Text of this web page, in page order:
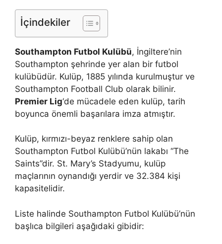
İçindekiler
Southampton Futbol Kulübü, İngiltere’nin
Southampton şehrinde yer alan bir futbol
kulübüdür. Kulüp, 1885 yılında kurulmuştur ve
Southampton Football Club olarak bilinir.
Premier Lig‘de mücadele eden kulüp, tarih
boyunca önemli başarılara imza atmıştır.
Kulüp, kırmızı-beyaz renklere sahip olan
Southampton Futbol Kulübü’nün lakabı “The
Saints”dir. St. Mary’s Stadyumu, kulüp
maçlarının oynandığı yerdir ve 32.384 kişi
kapasitelidir.
Liste halinde Southampton Futbol Kulübü’nün
başlıca bilgileri aşağıdaki gibidir: